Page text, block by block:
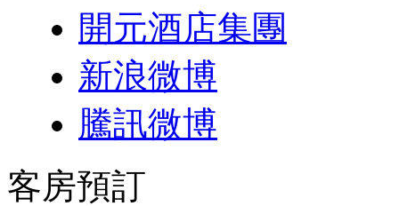
開元酒店集團
新浪微博
騰訊微博
客房預訂